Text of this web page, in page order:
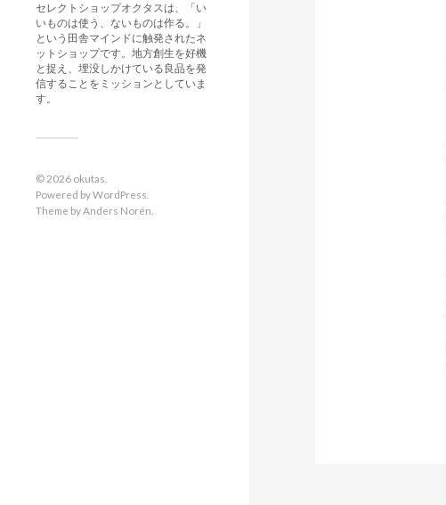
セレクトショップオクタスは、「い
いものは使う、ないものは作る。」
という田舎マインドに触発されたネ
ットショップです。地方創生を好機
と捉え、埋没しかけている良品を発
信することをミッションとしていま
す。
© 2026 okutas
Powered byWordPress
Theme by Anders Norén